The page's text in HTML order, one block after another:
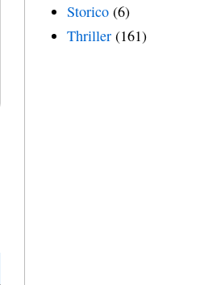
Storico (6)
Thriller (161)